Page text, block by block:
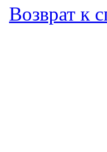
Возврат к